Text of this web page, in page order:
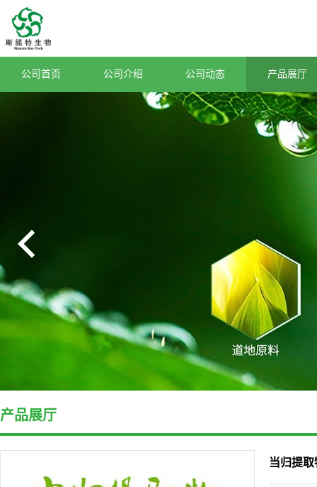
公司首页 公司介绍 公司动态 产品展厅
产品展厅
当归提